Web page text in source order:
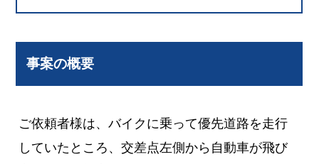
事案の概要
ご依頼者様は、バイクに乗って優先道路を走行
していたところ、交差点左側から自動車が飛び